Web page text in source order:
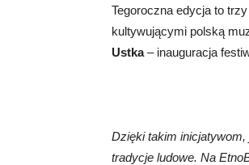
Tegoroczna edycja to
kultywującymi polską
Ustka– inauguracja
Dzięki takim
tradycje ludowe. Na